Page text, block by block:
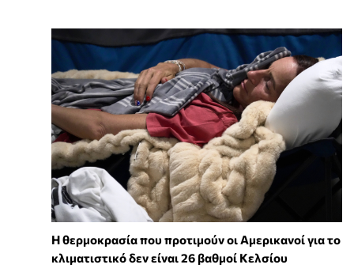
Η θερμοκρασία που προτιμούν οι Αμερικανοί για το
κλιματιστικό δεν είναι 26 βαθμοί Κελσίου